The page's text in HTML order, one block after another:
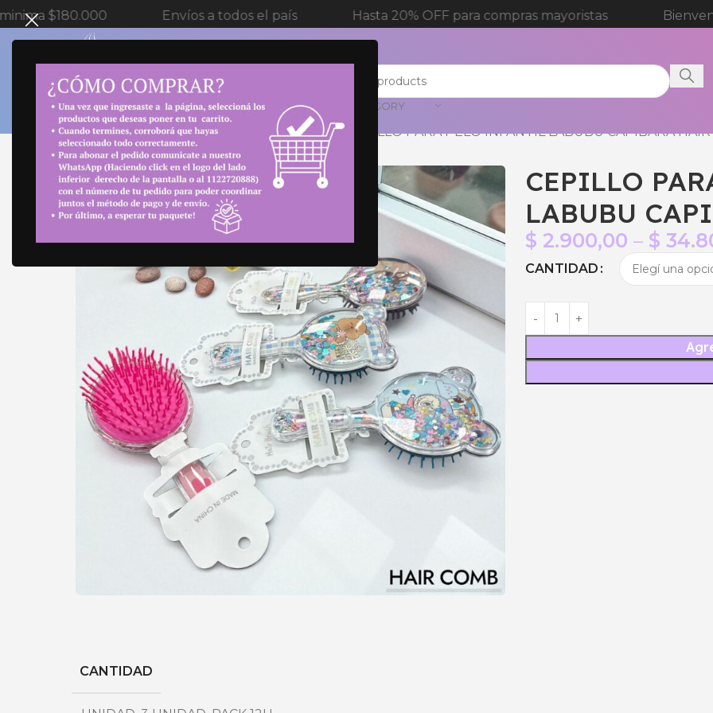
Envíos a todos el país Hasta 20% OFF para compras mayoristas Bienvenida a tienda
SELECT CATEGORY
Inicio Cuidado personal CEPILLO&ESPEJO CEPILLO PARA PELO INFANTIL LABUBU CAPIBARA
CEPILLO
LABUBU
$ 2.900,00 – $
CANTIDAD
CANTIDAD